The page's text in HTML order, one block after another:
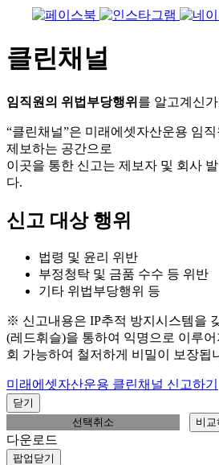
클린채널
임직원의 위법부당행위 를 알고계신
“클린채널”은 미래에셋자산운용 임
제보하는 공간으로
이곳을 통한 신고는 제보자 및 회사
다.
신고 대상 행위
법령 및 윤리 위반
부정청탁 및 금품 수수 등 위반
기타 위법부당행위 등
※ 신고내용은 IP추적 방지시스템을
(레드휘슬)을 통하여 익명으로 이루
회 가능하여 철저하게 비밀이 보장됩
미래에셋자산운용 클린채널 신고하기
닫기
선택취소
비
다운로드
팝업닫기